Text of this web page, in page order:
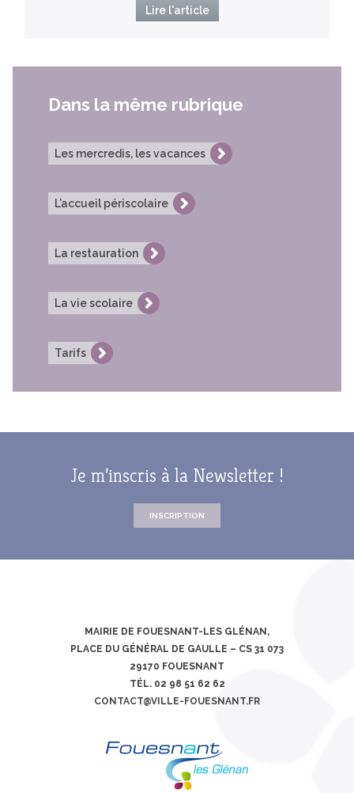
Lire l'article
Dans la même rubrique
Les mercredis, les vacances
L’accueil périscolaire
La restauration
La vie scolaire
Tarifs
Je m’inscris à la Newsletter !
INSCRIPTION
MAIRIE DE FOUESNANT-LES GLÉNAN,
PLACE DU GÉNÉRAL DE GAULLE – CS 31 073
29170 FOUESNANT
TÉL. 02 98 51 62 62
CONTACT@VILLE-FOUESNANT.FR